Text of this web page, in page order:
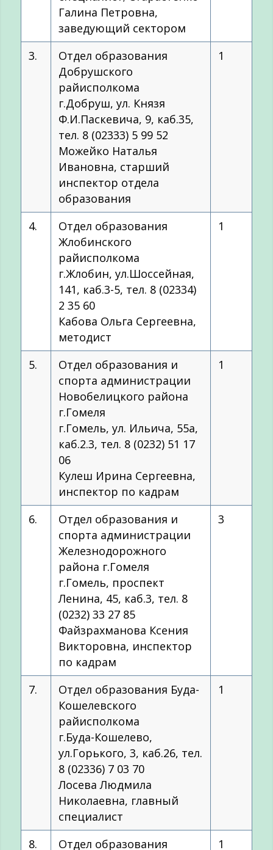
Галина Петровна,
заведующий сектором
3.
Отдел образования
Добрушского
райисполкома
г.Добруш, ул. Князя
Ф.И.Паскевича, 9, каб.35,
тел. 8 (02333) 5 99 52
Можейко Наталья
Ивановна, старший
инспектор отдела
образования
1
4.
Отдел образования
Жлобинского
райисполкома
г.Жлобин, ул.Шоссейная,
141, каб.3-5, тел. 8 (02334)
2 35 60
Кабова Ольга Сергеевна,
методист
1
5.
Отдел образования и
спорта администрации
Новобелицкого района
г.Гомеля
г.Гомель, ул. Ильича, 55а,
каб.2.3, тел. 8 (0232) 51 17
06
Кулеш Ирина Сергеевна,
инспектор по кадрам
1
6.
Отдел образования и
спорта администрации
Железнодорожного
района г.Гомеля
г.Гомель, проспект
Ленина, 45, каб.3, тел. 8
(0232) 33 27 85
Файзрахманова Ксения
Викторовна, инспектор
по кадрам
3
7.
Отдел образования Буда-
Кошелевского
райисполкома
г.Буда-Кошелево,
ул.Горького, 3, каб.26, тел.
8 (02336) 7 03 70
Лосева Людмила
Николаевна, главный
специалист
1
8.
Отдел образования
1